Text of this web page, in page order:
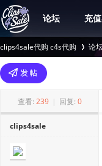
论坛 充
clips4sale代购 c4s代购
>
论
查看: 239 | 回复: 0
clips4sale